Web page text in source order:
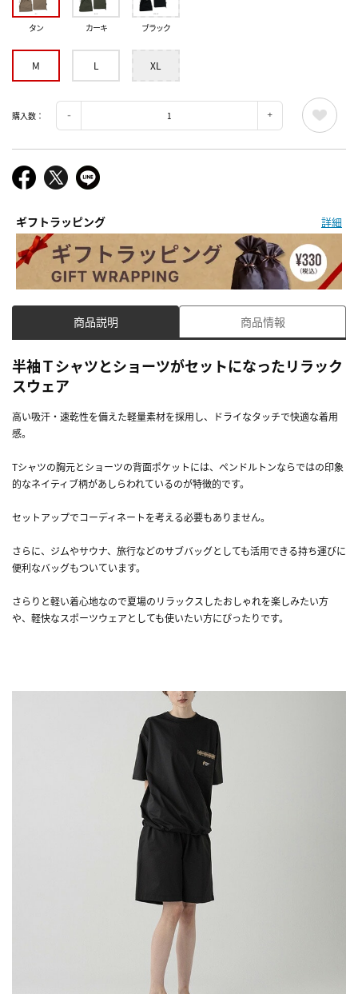
タン カーキ ブラック
M L XL
購入数：
ギフトラッピング 詳細
商品説明 商品情報
半袖Ｔシャツとショーツがセットになったリラック
スウェア
高い吸汗・速乾性を備えた軽量素材を採用し、ドライなタッチで快適な着用
感。
Tシャツの胸元とショーツの背面ポケットには、ペンドルトンならではの印象
的なネイティブ柄があしらわれているのが特徴的です。
セットアップでコーディネートを考える必要もありません。
さらに、ジムやサウナ、旅行などのサブバッグとしても活用できる持ち運びに
便利なバッグもついています。
さらりと軽い着心地なので夏場のリラックスしたおしゃれを楽しみたい方
や、軽快なスポーツウェアとしても使いたい方にぴったりです。